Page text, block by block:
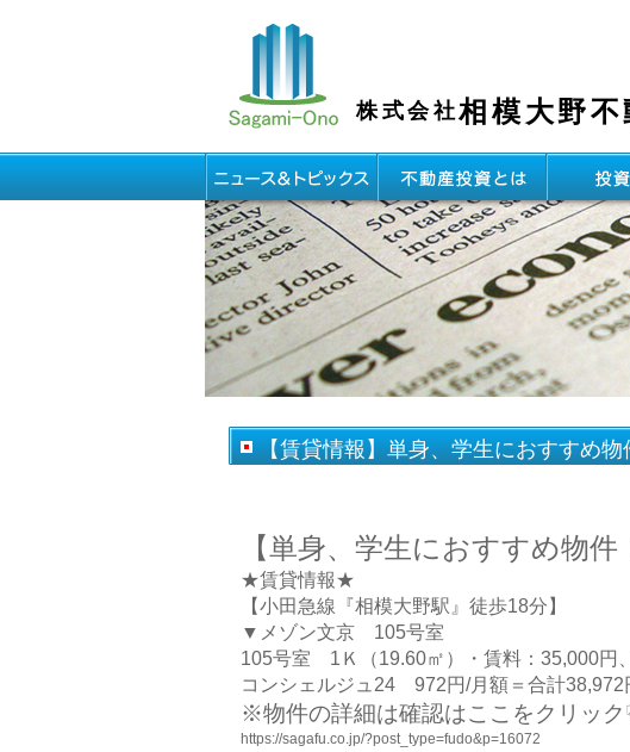
株式会社相模大野不
【賃貸情報】単身、学生におすすめ
【単身、学生におすすめ物件
★賃貸情報★
【小田急線『相模大野駅』徒歩18分】
▼メゾン文京 105号室
105号室 1Ｋ（19.60㎡）・賃料：35,000円
コンシェルジュ24 972円/月額＝合計38,972
※物件の詳細は確認はここをクリック
https://sagafu.co.jp/?post_type=fudo&p=16072